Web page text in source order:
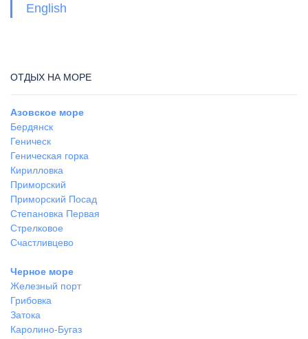
English
ОТДЫХ НА МОРЕ
Азовское море
Бердянск
Геническ
Геническая горка
Кирилловка
Приморский
Приморский Посад
Степановка Первая
Стрелковое
Счастливцево
Черное море
Железный порт
Грибовка
Затока
Каролино-Бугаз